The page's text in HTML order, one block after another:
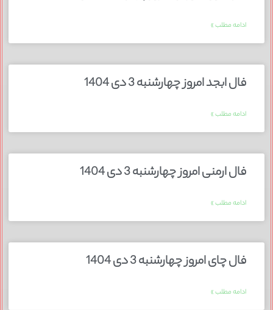
ادامه مطلب »
فال ابجد امروز چهارشنبه 3 دی 1404
ادامه مطلب »
فال ارمنی امروز چهارشنبه 3 دی 1404
ادامه مطلب »
فال چای امروز چهارشنبه 3 دی 1404
ادامه مطلب »